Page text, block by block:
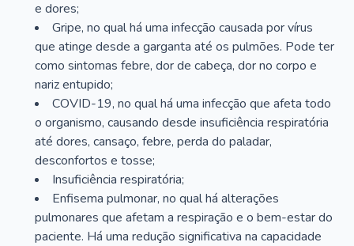
e dores;
Gripe, no qual há uma infecção causada por vírus
que atinge desde a garganta até os pulmões. Pode ter
como sintomas febre, dor de cabeça, dor no corpo e
nariz entupido;
COVID-19, no qual há uma infecção que afeta todo
o organismo, causando desde insuficiência respiratória
até dores, cansaço, febre, perda do paladar,
desconfortos e tosse;
Insuficiência respiratória;
Enfisema pulmonar, no qual há alterações
pulmonares que afetam a respiração e o bem-estar do
paciente. Há uma redução significativa na capacidade